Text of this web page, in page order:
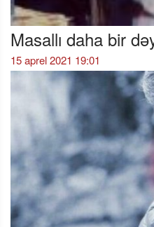
Masallı daha bir
15 aprel 2021 19:01